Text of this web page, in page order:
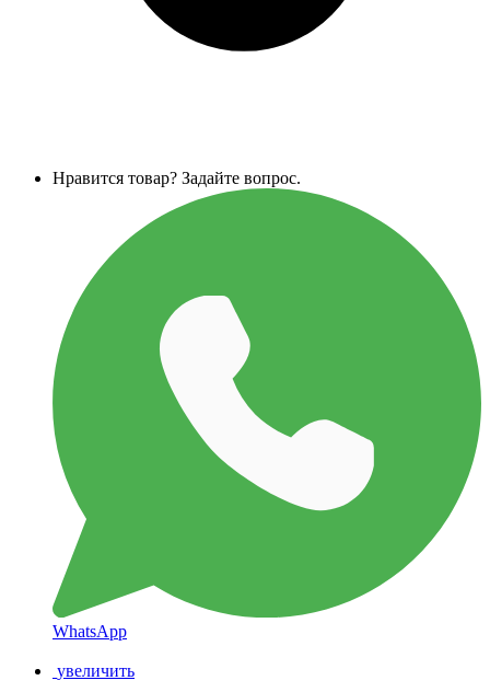
Нравится товар? Задайте вопрос.
WhatsApp
увеличить